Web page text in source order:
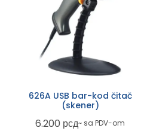
626A USB bar-kod čitač
(skener)
6.200 рсд~ sa PDV-om